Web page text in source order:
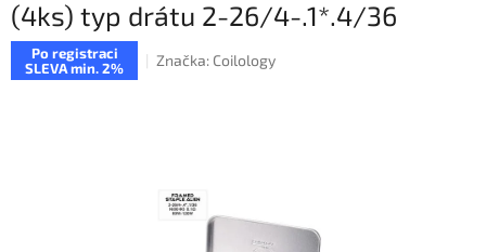
(4ks) typ drátu 2-26/4-.1*.4/36
Po registraci
SLEVA min. 2%
Značka: Coilology